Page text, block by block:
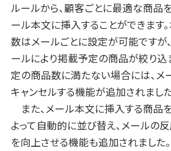
ルールから、顧客ごとに最適な商品
ール本文に挿入することができます
数はメールごとに設定が可能ですが
ールにより掲載予定の商品が絞り込
定の商品数に満たない場合には、
キャンセルする機能が追加されました
また、メール本文に挿入する商品
よって自動的に並び替え、メールの反
を向上させる機能も追加されました。